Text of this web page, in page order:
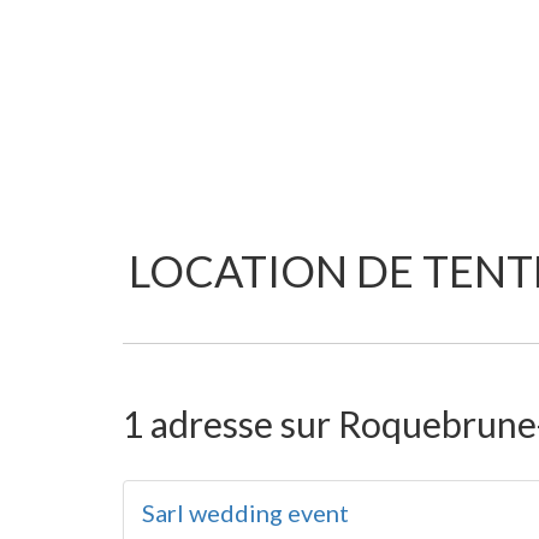
LOCATION DE
1 adresse sur
Sarl wedding event